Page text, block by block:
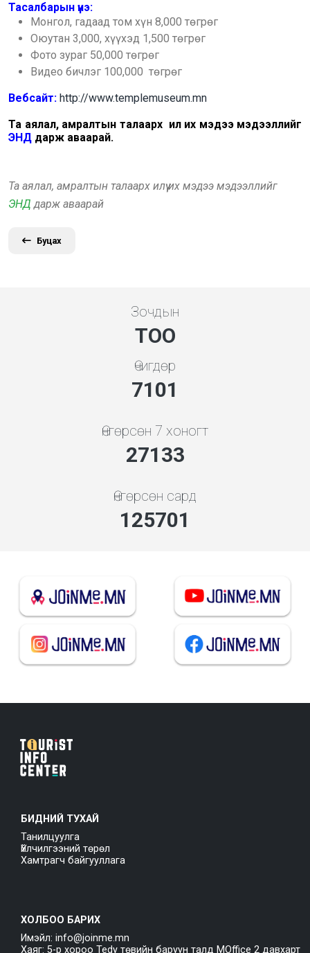
Тасалбарын үнэ:
Монгол, гадаад том хүн 8,000 төгрөг
Оюутан 3,000, хүүхэд 1,500 төгрөг
Фото зураг 50,000 төгрөг
Видео бичлэг 100,000 төгрөг
Вебсайт: http://www.templemuseum.mn
Та аялал, амралтын талаарх илүү их мэдээ мэдээллийг
ЭНД дарж аваарай.
Та аялал, амралтын талаарх илүү их мэдээ мэдээллийг
ЭНД дарж аваарай
Буцах
Зочдын
ТОО
Өчигдөр
7608
Өнгөрсөн 7 хоногт
29071
Өнгөрсөн сард
145040
БИДНИЙ ТУХАЙ
Танилцуулга
Үйлчилгээний төрөл
Хамтрагч байгууллага
ХОЛБОО БАРИХ
Имэйл: info@joinme.mn
Хаяг: 5-р хороо Tedy төвийн баруун талд MOffice 2 давхарт